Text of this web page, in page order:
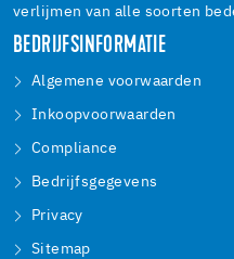
verlijmen van alle soorten
BEDRIJFSINFORMATIE
Algemene voorwaarden
Inkoopvoorwaarden
Compliance
Bedrijfsgegevens
Privacy
Sitemap